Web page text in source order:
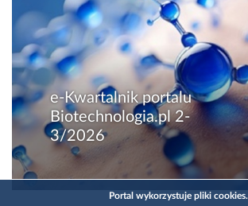
e-Kwartalnik portalu
Biotechnologia.pl 2-
3/2026
Portal wykorzystuje pliki cookies.